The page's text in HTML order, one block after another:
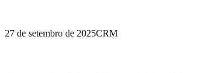
27 de setembro de 2025CRM